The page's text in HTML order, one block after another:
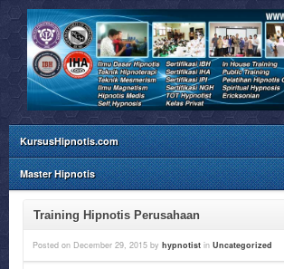
KursusHipnotis.com
Master Hipnotis
Training Hipnotis Perusahaan
Posted on December 29, 2015 by hypnotist in Uncategorized